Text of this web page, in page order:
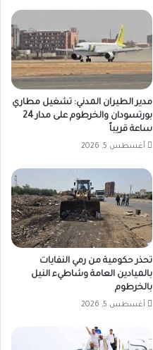
مدير الطيران المدني: تشغيل مطاري
بورتسودان والخرطوم على مدار 24
ساعة قريباً
أغسطس 5, 2026
تحذر حكومية من رمي النفايات
بالميادين العامة وشاطيء النيل
بالخرطوم
أغسطس 5, 2026